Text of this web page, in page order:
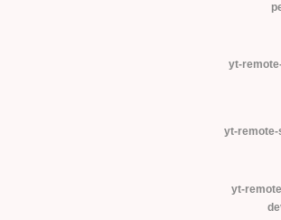
yt-
yt-remote-
yt-